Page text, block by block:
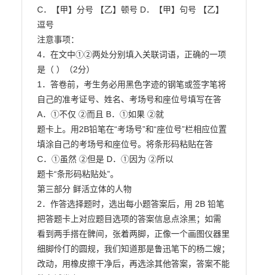
C．【甲】分号 【乙】顿号 D．【甲】句号 【乙】
逗号
注意事项：
4．在文中①②两处分别填入关联词语，正确的一项
是（ ）（2分）
1．答卷前，考生务必用黑色字迹的钢笔或签字笔将
自己的准考证号、姓名、考场号和座位号填写在答
A．①不仅 ②而且 B．①如果 ②就
题卡上。用2B铅笔在“考场号”和“座位号”栏相应位置
填涂自己的考场号和座位号。将条形码粘贴在答
C．①虽然 ②但是 D．①因为 ②所以
题卡“条形码粘贴处”。
第三部分 鲜活立体的人物
2．作答选择题时，选出每小题答案后，用 2B 铅笔
把答题卡上对应题目选项的答案信息点涂黑；如需
看到两手搭在髀间，张着两脚，正像一个画图仪器里
细脚伶仃的圆规，我们知道那是鲁迅笔下的杨二嫂；
改动，用橡皮擦干净后，再选涂其他答案，答案不能